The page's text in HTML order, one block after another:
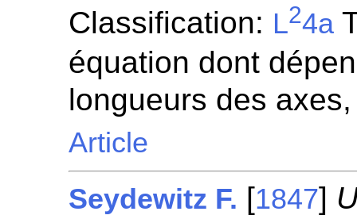
Classification: L24a
équation dont
longueurs des
Article
Seydewitz F. [1847]